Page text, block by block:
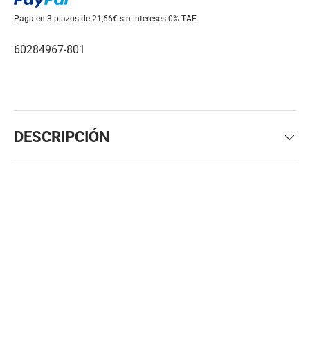
Paga en 3 plazos de 21,66€ sin intereses 0% TAE.
60284967-801
DESCRIPCIÓN